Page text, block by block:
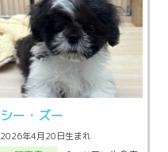
シー・ズー
2026年4月20日生まれ